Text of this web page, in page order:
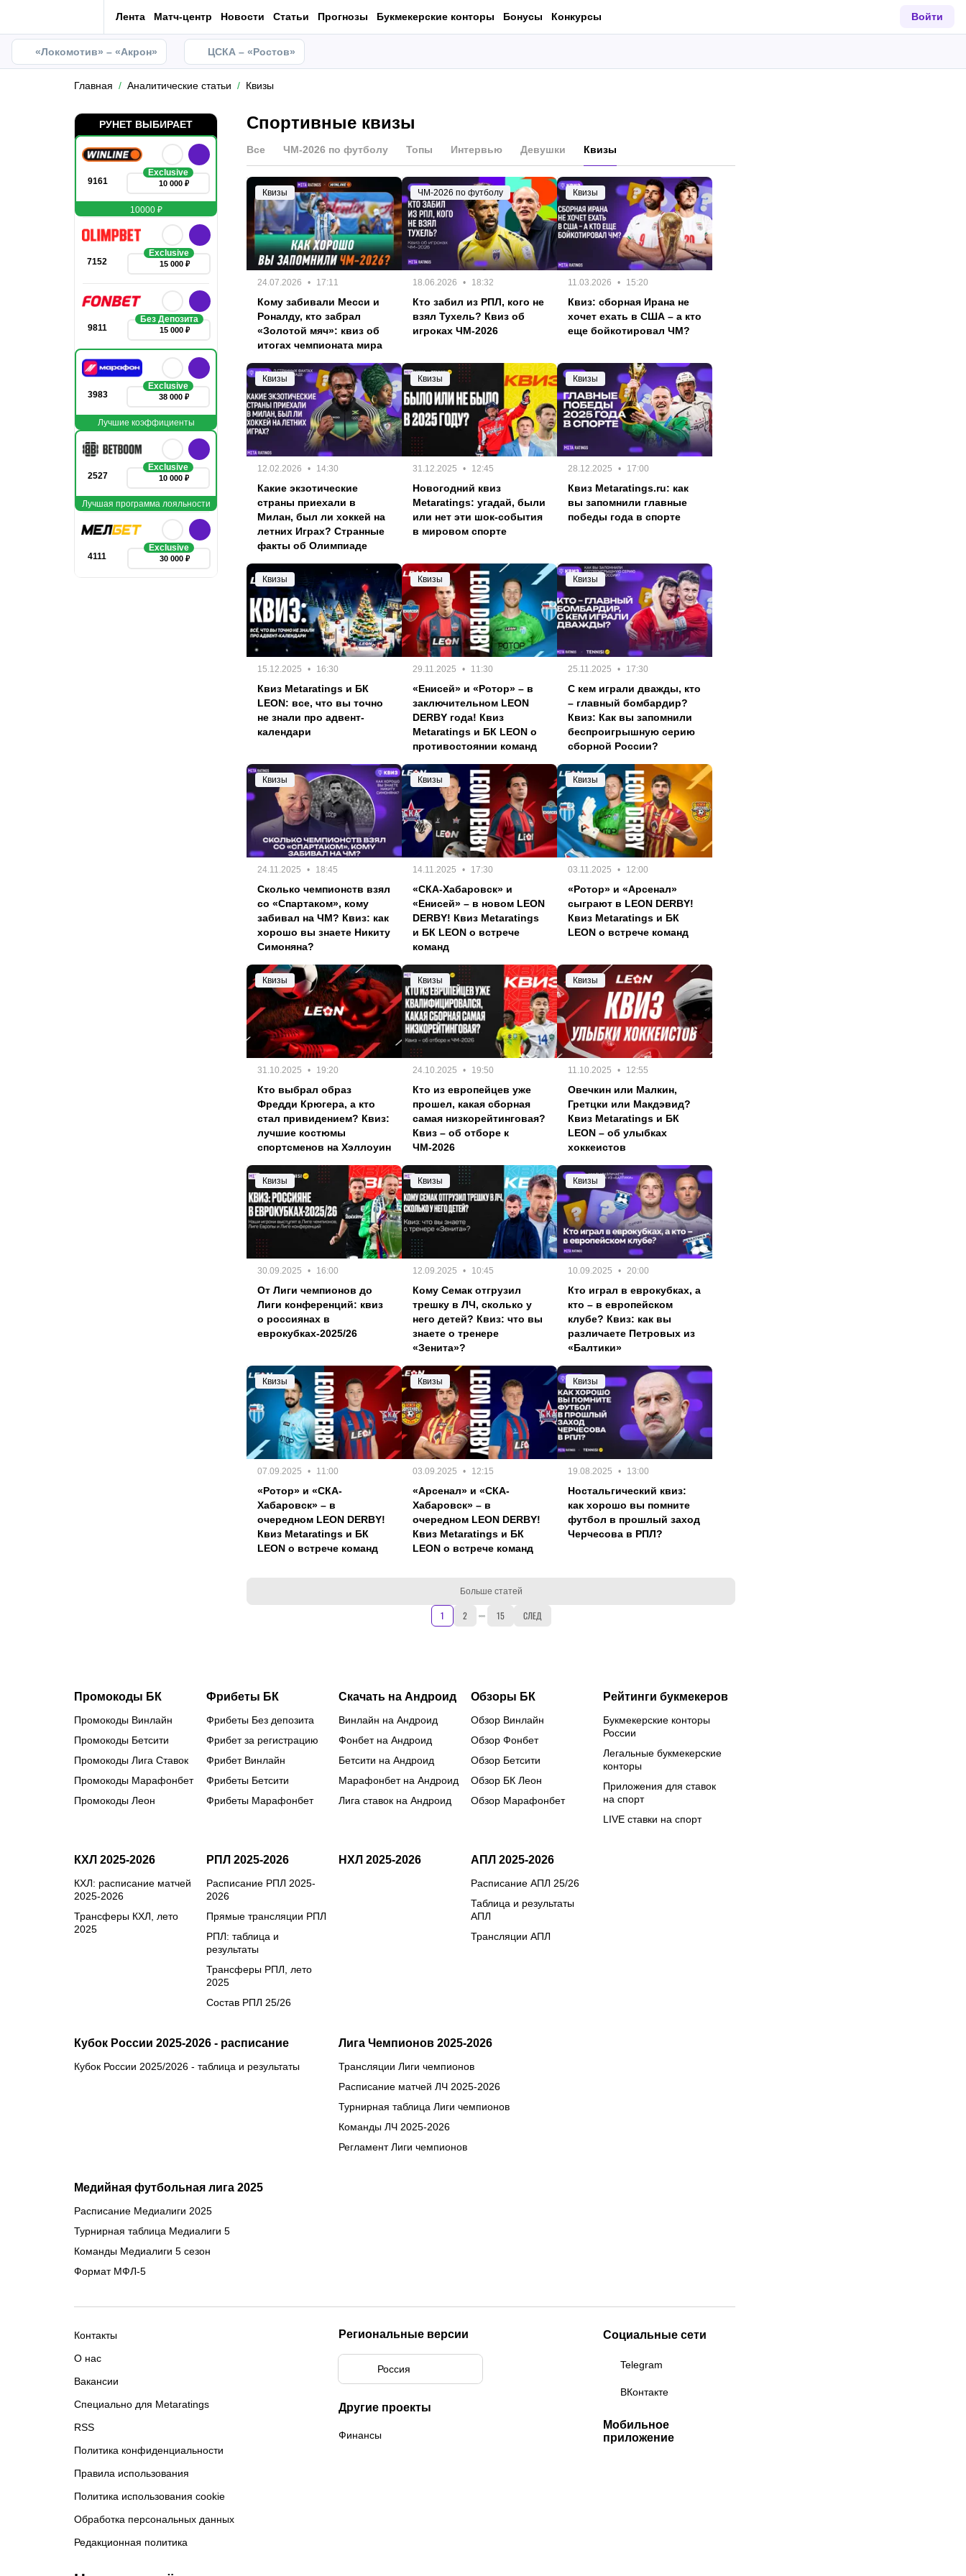
Лента Матч-центр Новости Статьи Прогнозы Букмекерские конторы Бонусы Конкурсы Войти
«Локомотив» – «Акрон» ЦСКА – «Ростов»
Главная Аналитические статьи Квизы
Спортивные квизы
Все ЧМ-2026 по футболу Топы Интервью Девушки Квизы
Квизы
24.07.2026 17:11
Кому забивали Месси и
Роналду, кто забрал
«Золотой мяч»: квиз об
итогах чемпионата мира
ЧМ-2026 по футболу
18.06.2026 18:32
Кто забил из РПЛ, кого не
взял Тухель? Квиз об
игроках ЧМ-2026
Квизы
11.03.2026 15:20
Квиз: сборная Ирана не
хочет ехать в США – а кто
еще бойкотировал ЧМ?
Квизы
12.02.2026 14:30
Какие экзотические
страны приехали в
Милан, был ли хоккей на
летних Играх? Странные
факты об Олимпиаде
Квизы
31.12.2025 12:45
Новогодний квиз
Metaratings: угадай, были
или нет эти шок-события
в мировом спорте
Квизы
28.12.2025 17:00
Квиз Metaratings.ru: как
вы запомнили главные
победы года в спорте
Квизы
15.12.2025 16:30
Квиз Metaratings и БК
LEON: все, что вы точно
не знали про адвент-
календари
Квизы
29.11.2025 11:30
«Енисей» и «Ротор» – в
заключительном LEON
DERBY года! Квиз
Metaratings и БК LEON о
противостоянии команд
Квизы
25.11.2025 17:30
С кем играли дважды, кто
– главный бомбардир?
Квиз: Как вы запомнили
беспроигрышную серию
сборной России?
Квизы
24.11.2025 18:45
Сколько чемпионств взял
со «Спартаком», кому
забивал на ЧМ? Квиз: как
хорошо вы знаете Никиту
Симоняна?
Квизы
14.11.2025 17:30
«СКА-Хабаровск» и
«Енисей» – в новом LEON
DERBY! Квиз Metaratings
и БК LEON о встрече
команд
Квизы
03.11.2025 12:00
«Ротор» и «Арсенал»
сыграют в LEON DERBY!
Квиз Metaratings и БК
LEON о встрече команд
Квизы
31.10.2025 19:20
Кто выбрал образ
Фредди Крюгера, а кто
стал привидением? Квиз:
лучшие костюмы
спортсменов на Хэллоуин
Квизы
24.10.2025 19:50
Кто из европейцев уже
прошел, какая сборная
самая низкорейтинговая?
Квиз – об отборе к
ЧМ-2026
Квизы
11.10.2025 12:55
Овечкин или Малкин,
Гретцки или Макдэвид?
Квиз Metaratings и БК
LEON – об улыбках
хоккеистов
Квизы
30.09.2025 16:00
От Лиги чемпионов до
Лиги конференций: квиз
о россиянах в
еврокубках-2025/26
Квизы
12.09.2025 10:45
Кому Семак отгрузил
трешку в ЛЧ, сколько у
него детей? Квиз: что вы
знаете о тренере
«Зенита»?
Квизы
10.09.2025 20:00
Кто играл в еврокубках, а
кто – в европейском
клубе? Квиз: как вы
различаете Петровых из
«Балтики»
Квизы
07.09.2025 11:00
«Ротор» и «СКА-
Хабаровск» – в
очередном LEON DERBY!
Квиз Metaratings и БК
LEON о встрече команд
Квизы
03.09.2025 12:15
«Арсенал» и «СКА-
Хабаровск» – в
очередном LEON DERBY!
Квиз Metaratings и БК
LEON о встрече команд
Квизы
19.08.2025 13:00
Ностальгический квиз:
как хорошо вы помните
футбол в прошлый заход
Черчесова в РПЛ?
Больше статей
1 2 15 СЛЕД
РУНЕТ ВЫБИРАЕТ
9161
Exclusive
10 000 ₽
10000 ₽
7152
Exclusive
15 000 ₽
9811
Без Депозита
15 000 ₽
3983
Exclusive
38 000 ₽
Лучшие коэффициенты
2527
Exclusive
10 000 ₽
Лучшая программа лояльности
4111
Exclusive
30 000 ₽
Промокоды БК
Промокоды Винлайн
Промокоды Бетсити
Промокоды Лига Ставок
Промокоды Марафонбет
Промокоды Леон
Фрибеты БК
Фрибеты Без депозита
Фрибет за регистрацию
Фрибет Винлайн
Фрибеты Бетсити
Фрибеты Марафонбет
Скачать на Андроид
Винлайн на Андроид
Фонбет на Андроид
Бетсити на Андроид
Марафонбет на Андроид
Лига ставок на Андроид
Обзоры БК
Обзор Винлайн
Обзор Фонбет
Обзор Бетсити
Обзор БК Леон
Обзор Марафонбет
Рейтинги букмекеров
Букмекерские конторы
России
Легальные букмекерские
конторы
Приложения для ставок
на спорт
LIVE ставки на спорт
КХЛ 2025-2026
КХЛ: расписание матчей
2025-2026
Трансферы КХЛ, лето
2025
РПЛ 2025-2026
Расписание РПЛ 2025-
2026
Прямые трансляции РПЛ
РПЛ: таблица и
результаты
Трансферы РПЛ, лето
2025
Состав РПЛ 25/26
НХЛ 2025-2026 АПЛ 2025-2026
Расписание АПЛ 25/26
Таблица и результаты
АПЛ
Трансляции АПЛ
Кубок России 2025-2026 - расписание
Кубок России 2025/2026 - таблица и результаты
Лига Чемпионов 2025-2026
Трансляции Лиги чемпионов
Расписание матчей ЛЧ 2025-2026
Турнирная таблица Лиги чемпионов
Команды ЛЧ 2025-2026
Регламент Лиги чемпионов
Медийная футбольная лига 2025
Расписание Медиалиги 2025
Турнирная таблица Медиалиги 5
Команды Медиалиги 5 сезон
Формат МФЛ-5
Контакты
О нас
Вакансии
Специально для Metaratings
RSS
Политика конфиденциальности
Правила использования
Политика использования cookie
Обработка персональных данных
Редакционная политика
Региональные версии
Россия
Другие проекты
Финансы
Социальные сети
Telegram
ВКонтакте
Мобильное
приложение